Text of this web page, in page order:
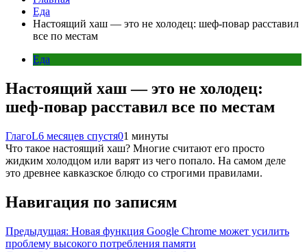
Еда
Настоящий хаш — это не холодец: шеф-повар расставил
все по местам
Еда
Настоящий хаш — это не холодец:
шеф-повар расставил все по местам
ГлагоL6 месяцев спустя01 минуты
Что такое настоящий хаш? Многие считают его просто
жидким холодцом или варят из чего попало. На самом деле
это древнее кавказское блюдо со строгими правилами.
Навигация по записям
Предыдущая: Новая функция Google Chrome может усилить
проблему высокого потребления памяти